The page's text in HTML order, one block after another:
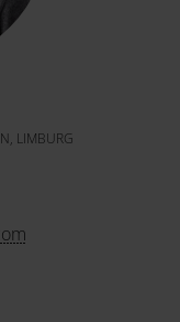
LIMBURG